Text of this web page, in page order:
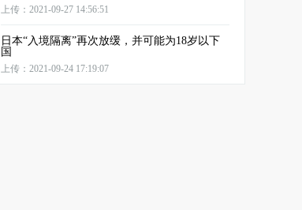
上传：2021-09-27 14:56:51
日本“入境隔离”再次放缓，并可能为18岁以下
国
上传：2021-09-24 17:19:07